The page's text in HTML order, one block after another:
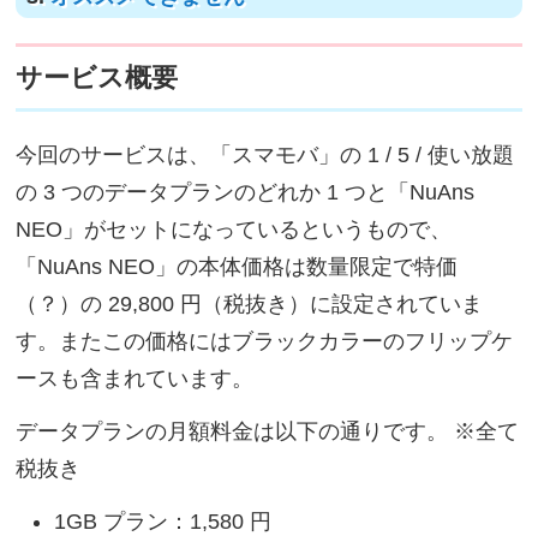
サービス概要
今回のサービスは、「スマモバ」の 1 / 5 / 使い放題
の 3 つのデータプランのどれか 1 つと「NuAns
NEO」がセットになっているというもので、
「NuAns NEO」の本体価格は数量限定で特価
（？）の 29,800 円（税抜き）に設定されていま
す。またこの価格にはブラックカラーのフリップケ
ースも含まれています。
データプランの月額料金は以下の通りです。 ※全て
税抜き
1GB プラン：1,580 円